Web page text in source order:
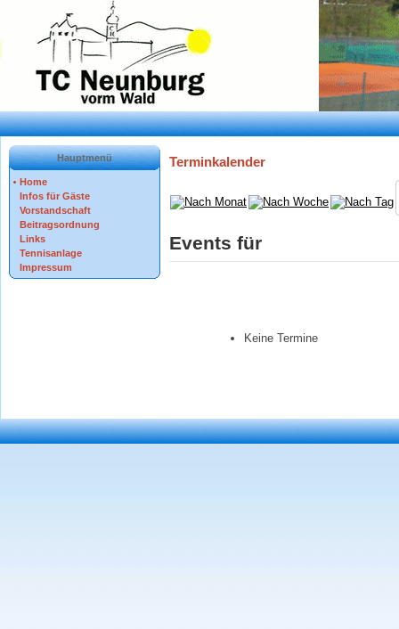
Hauptmenü
Home
Infos für Gäste
Vorstandschaft
Beitragsordnung
Links
Tennisanlage
Impressum
Terminkalender
Events für
Keine Termine